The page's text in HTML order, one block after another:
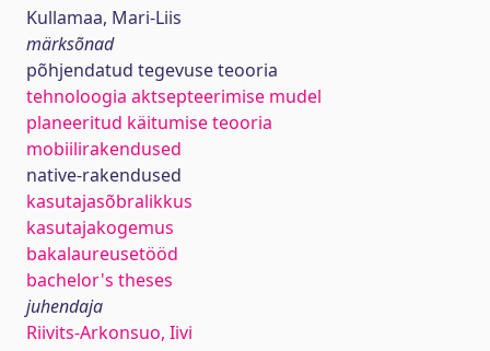
Kullamaa, Mari-Liis
märksõnad
põhjendatud tegevuse teooria
tehnoloogia aktsepteerimise mudel
planeeritud käitumise teooria
mobiilirakendused
native-rakendused
kasutajasõbralikkus
kasutajakogemus
bakalaureusetööd
bachelor's theses
juhendaja
Riivits-Arkonsuo, Iivi